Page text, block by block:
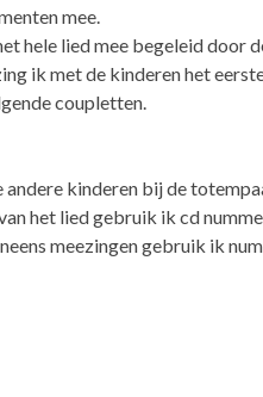
mee.
hele lied mee begeleid door
ik met de kinderen het
coupletten.
andere kinderen bij de
het lied gebruik ik cd
meezingen gebruik ik